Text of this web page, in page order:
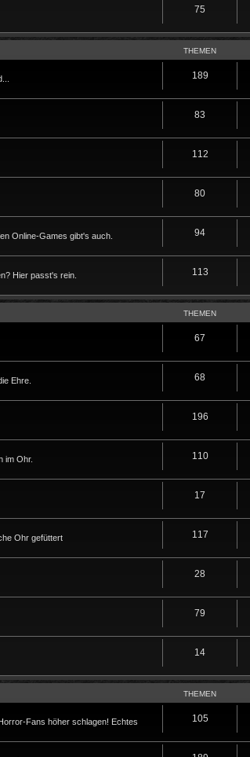
75
THEMEN
189
83
112
80
Online-Games gibt's auch. 94
Hier passt's rein. 113
THEMEN
67
Ehre. 68
196
im Ohr. 110
17
Ohr gefüttert 117
28
79
14
THEMEN
Fans höher schlagen! Echtes
105